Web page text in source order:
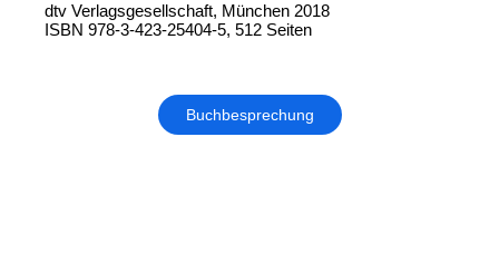
dtv Verlagsgesellschaft, München 2018
ISBN 978-3-423-25404-5, 512 Seiten
Buchbesprechung